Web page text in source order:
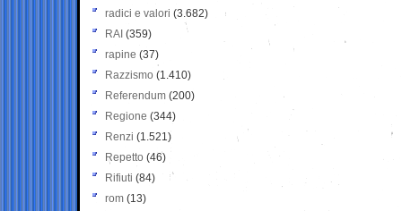
radici e valori (3.682)
RAI (359)
rapine (37)
Razzismo (1.410)
Referendum (200)
Regione (344)
Renzi (1.521)
Repetto (46)
Rifiuti (84)
rom (13)